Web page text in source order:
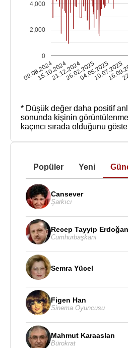
09.08.2024
15.10.2024
21.12.2024
26.02.2025
04.05.2025
10.07.2025
0
2,000
4,000
* Düşük değer daha positif
sonunda kişinin görüntülenme
kaçıncı sırada olduğunu
Popüler Yeni
Cansever
Şarkıcı
Recep Tayyip Erdoğan
Cumhurbaşkanı
Semra Yücel
Figen Han
Sinema Oyuncusu
Mahmut Karaaslan
Bürokrat